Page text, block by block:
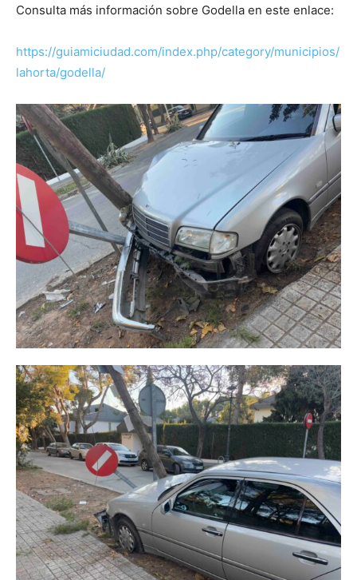
Consulta más información sobre Godella en este enlace:
https://guiamiciudad.com/index.php/category/municipios/
lahorta/godella/